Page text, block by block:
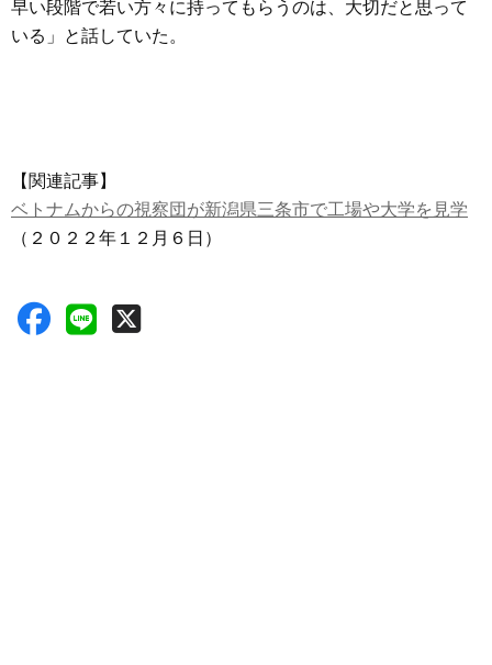
早い段階で若い方々に持ってもらうのは、大切だと思って
いる」と話していた。
【関連記事】
ベトナムからの視察団が新潟県三条市で工場や大学を見学
（２０２２年１２月６日）